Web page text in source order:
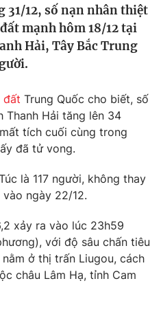
31/12, số nạn nhân thiệt
mạnh hôm 18/12 tại
Hải, Tây Bắc Trung
đất Trung Quốc cho biết, số
Thanh Hải tăng lên 34
tích cuối cùng trong
đã tử vong.
là 117 người, không thay
ngày 22/12.
xảy ra vào lúc 23h59
với độ sâu chấn tiêu
ở thị trấn Liugou, cách
châu Lâm Hạ, tỉnh Cam